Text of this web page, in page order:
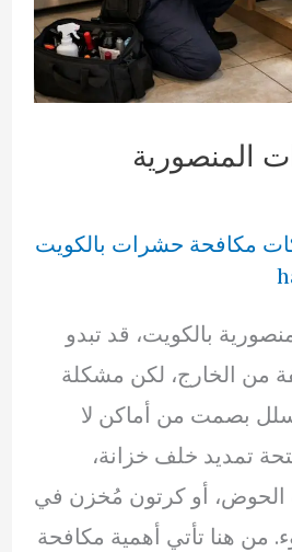
المنصورية
مكافحة حشرات بالكويت
بالكويت، قد تبدو
من الخارج، لكن مشكلة
بصمت من أماكن لا
تمديد خلف خزانة،
أو كرتون مُخزن في
من هنا تأتي أهمية مكافحة